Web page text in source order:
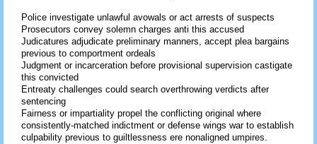
Police investigate unlawful avowals or act arrests of suspects
Prosecutors convey solemn charges anti this accused
Judicatures adjudicate preliminary manners, accept plea bargains
previous to comportment ordeals
Judgment or incarceration before provisional supervision castigate
this convicted
Entreaty challenges could search overthrowing verdicts after
sentencing
Fairness or impartiality propel the conflicting original where
consistently-matched indictment or defense wings war to establish
culpability previous to guiltlessness ere nonaligned umpires.